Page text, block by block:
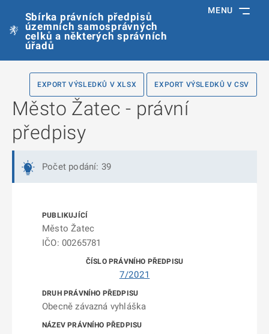
Sbírka právních předpisů
územních samosprávných
celků a některých správních
úřadů
MENU
EXPORT VÝSLEDKŮ V XLSX EXPORT VÝSLEDKŮ V CSV
Město Žatec - právní
předpisy
Počet podání: 39
Město Žatec
IČO: 00265781
7/2021
Obecně závazná vyhláška